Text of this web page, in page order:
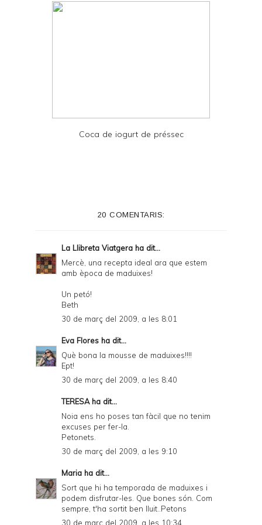
Coca de iogurt de préssec
20 COMENTARIS:
La Llibreta Viatgera ha dit...
Mercè, una recepta ideal ara que estem
amb època de maduixes!
Un petó!
Beth
30 de març del 2009, a les 8:01
Eva Flores ha dit...
Què bona la mousse de maduixes!!!!
Ept!
30 de març del 2009, a les 8:40
TERESAha dit...
Noia ens ho poses tan fàcil que no tenim
excuses per fer-la.
Petonets.
30 de març del 2009, a les 9:10
Maria ha dit...
Sort que hi ha temporada de maduixes i
podem disfrutar-les. Que bones són. Com
sempre, t'ha sortit ben lluit..Petons
30 de març del 2009, a les 10:34